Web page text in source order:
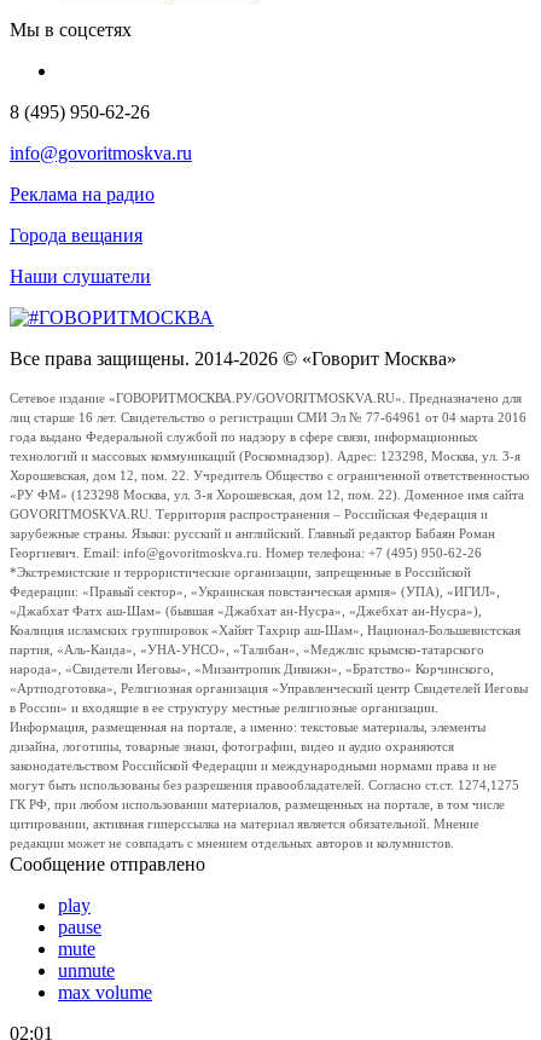
Мы в соцсетях
8 (495) 950-62-26
info@govoritmoskva.ru
Реклама на радио
Города вещания
Наши слушатели
Все права защищены. 2014-2026 © «Говорит Москва»
Сетевое издание «ГОВОРИТМОСКВА.РУ/GOVORITMOSKVA.RU». Предназначено для
лиц старше 16 лет. Свидетельство о регистрации СМИ Эл № 77-64961 от 04 марта 2016
года выдано Федеральной службой по надзору в сфере связи, информационных
технологий и массовых коммуникаций (Роскомнадзор). Адрес: 123298, Москва, ул. 3-я
Хорошевская, дом 12, пом. 22. Учредитель Общество с ограниченной ответственностью
«РУ ФМ» (123298 Москва, ул. 3-я Хорошевская, дом 12, пом. 22). Доменное имя сайта
GOVORITMOSKVA.RU. Территория распространения – Российская Федерация и
зарубежные страны. Языки: русский и английский. Главный редактор Бабаян Роман
Георгиевич. Email: info@govoritmoskva.ru. Номер телефона: +7 (495) 950-62-26
*Экстремистские и террористические организации, запрещенные в Российской
Федерации: «Правый сектор», «Украинская повстанческая армия» (УПА), «ИГИЛ»,
«Джабхат Фатх аш-Шам» (бывшая «Джабхат ан-Нусра», «Джебхат ан-Нусра»),
Коалиция исламских группировок «Хайят Тахрир аш-Шам», Национал-Большевистская
партия, «Аль-Каида», «УНА-УНСО», «Талибан», «Меджлис крымско-татарского
народа», «Свидетели Иеговы», «Мизантропик Дивижн», «Братство» Корчинского,
«Артподготовка», Религиозная организация «Управленческий центр Свидетелей Иеговы
в России» и входящие в ее структуру местные религиозные организации.
Информация, размещенная на портале, а именно: текстовые материалы, элементы
дизайна, логотипы, товарные знаки, фотографии, видео и аудио охраняются
законодательством Российской Федерации и международными нормами права и не
могут быть использованы без разрешения правообладателей. Согласно ст.ст. 1274,1275
ГК РФ, при любом использовании материалов, размещенных на портале, в том числе
цитировании, активная гиперссылка на материал является обязательной. Мнение
редакции может не совпадать с мнением отдельных авторов и колумнистов.
Сообщение отправлено
play
pause
mute
unmute
max volume
02:01